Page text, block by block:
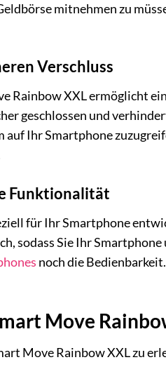
mitnehmen zu
Verschluss
Rainbow XXL ermöglicht
geschlossen und
Ihr Smartphone
Funktionalität
für Ihr Smartphone
sodass Sie Ihr
noch die
Move
Move Rainbow XXL zu